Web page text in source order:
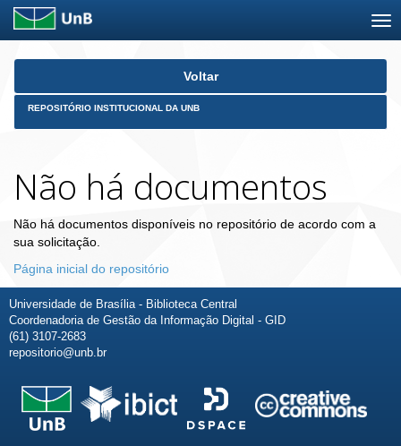
Skip
Voltar
REPOSITÓRIO INSTITUCIONAL DA UNB
Não há documentos
Não há documentos disponíveis no repositório de acordo com a
sua solicitação.
Página inicial do repositório
Universidade de Brasília - Biblioteca Central
Coordenadoria de Gestão da Informação Digital - GID
(61) 3107-2683
repositorio@unb.br